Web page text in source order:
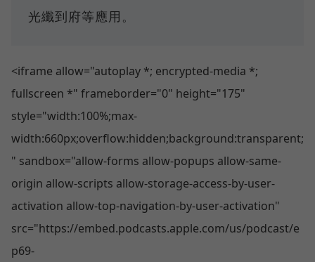
光纖到府等應用。
<iframe allow="autoplay *; encrypted-media *;
fullscreen *" frameborder="0" height="175"
style="width:100%;max-
width:660px;overflow:hidden;background:transparent;
" sandbox="allow-forms allow-popups allow-same-
origin allow-scripts allow-storage-access-by-user-
activation allow-top-navigation-by-user-activation"
src="https://embed.podcasts.apple.com/us/podcast/e
p69-